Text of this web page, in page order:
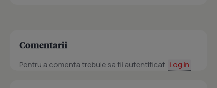
Comentarii
Pentru a comenta trebuie sa fii autentificat. Log in